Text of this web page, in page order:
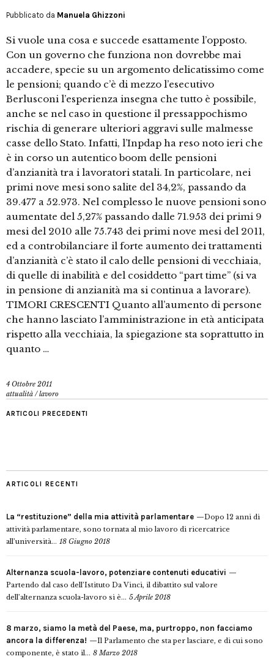
Pubblicato da Manuela Ghizzoni
Si vuole una cosa e succede esattamente l’opposto.
Con un governo che funziona non dovrebbe mai
accadere, specie su un argomento delicatissimo come
le pensioni; quando c’è di mezzo l’esecutivo
Berlusconi l’esperienza insegna che tutto è possibile,
anche se nel caso in questione il pressappochismo
rischia di generare ulteriori aggravi sulle malmesse
casse dello Stato. Infatti, l’Inpdap ha reso noto ieri che
è in corso un autentico boom delle pensioni
d’anzianità tra i lavoratori statali. In particolare, nei
primi nove mesi sono salite del 34,2%, passando da
39.477 a 52.973. Nel complesso le nuove pensioni sono
aumentate del 5,27% passando dalle 71.953 dei primi 9
mesi del 2010 alle 75.743 dei primi nove mesi del 2011,
ed a controbilanciare il forte aumento dei trattamenti
d’anzianità c’è stato il calo delle pensioni di vecchiaia,
di quelle di inabilità e del cosiddetto “part time” (si va
in pensione di anzianità ma si continua a lavorare).
TIMORI CRESCENTI Quanto all’aumento di persone
che hanno lasciato l’amministrazione in età anticipata
rispetto alla vecchiaia, la spiegazione sta soprattutto in
quanto …
4 Ottobre 2011
attualità /lavoro
ARTICOLI PRECEDENTI
ARTICOLI RECENTI
La “restituzione” della mia attività parlamentare
Dopo 12 anni di
attività parlamentare, sono tornata al mio lavoro di ricercatrice
all’università... 18 Giugno 2018
Alternanza scuola-lavoro, potenziare contenuti educativi
Partendo dal caso dell’Istituto Da Vinci, il dibattito sul valore
dell’alternanza scuola-lavoro si è... 5 Aprile 2018
8 marzo, siamo la metà del Paese, ma, purtroppo, non facciamo
ancora la differenza!
Il Parlamento che sta per lasciare, e di cui sono
componente, è stato il... 8 Marzo 2018